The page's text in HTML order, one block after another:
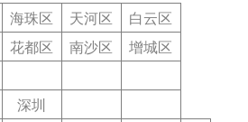
海珠区 天河区
白云区
花都区 南沙区
增城区
深圳